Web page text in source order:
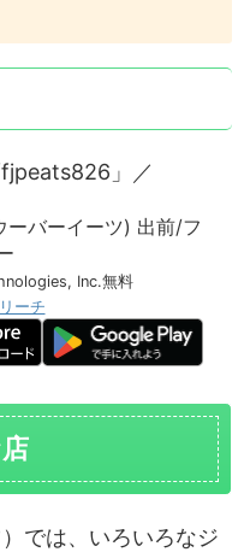
」／
バーイーツ) 出前/フ
Inc.無料
ーチ
では、いろいろなジ